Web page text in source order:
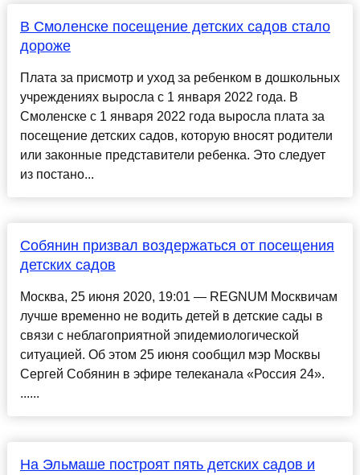
В Смоленске посещение детских садов стало
дороже
Плата за присмотр и уход за ребенком в дошкольных
учреждениях выросла с 1 января 2022 года. В
Смоленске с 1 января 2022 года выросла плата за
посещение детских садов, которую вносят родители
или законные представители ребенка. Это следует
из постано...
Собянин призвал воздержаться от посещения
детских садов
Москва, 25 июня 2020, 19:01 — REGNUM Москвичам
лучше временно не водить детей в детские сады в
связи с неблагоприятной эпидемиологической
ситуацией. Об этом 25 июня сообщил мэр Москвы
Сергей Собянин в эфире телеканала «Россия 24».
......
На Эльмаше построят пять детских садов и